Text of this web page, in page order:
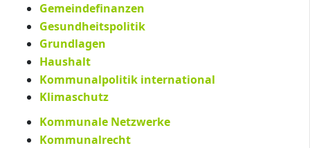
Gemeindefinanzen
Gesundheitspolitik
Grundlagen
Haushalt
Kommunalpolitik international
Klimaschutz
Kommunale Netzwerke
Kommunalrecht